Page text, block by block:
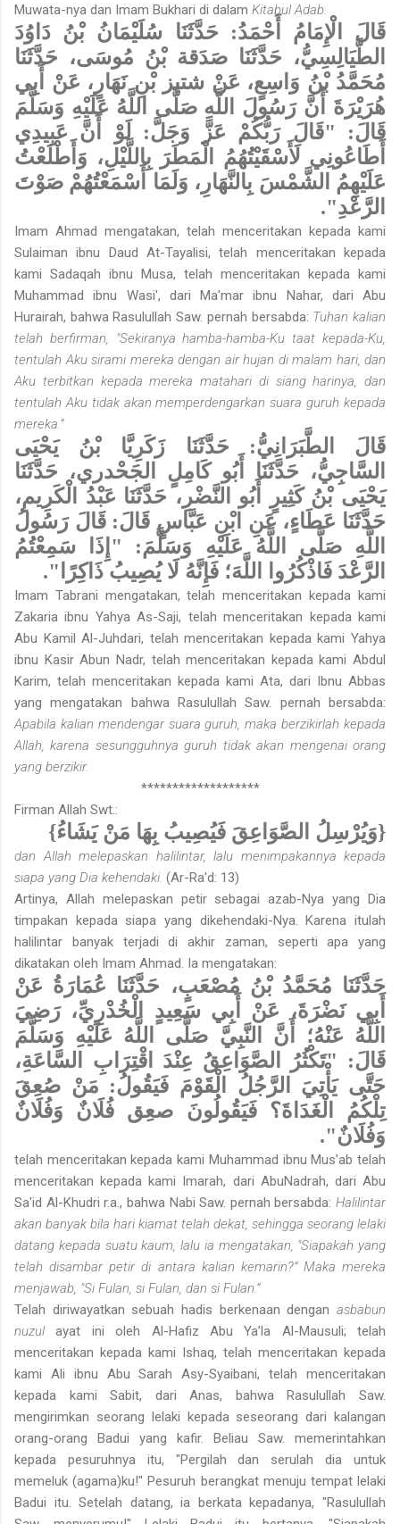
Muwata-nya dan Imam Bukhari di dalam Kitabul Adab.
قَالَ الْإِمَامُ أَحْمَدُ: حَدَّثَنَا سُلَيْمَانُ بْنُ دَاوُدَ
الطَّيَالِسِيُّ، حَدَّثَنَا صَدَقة بْنُ مُوسَى، حَدَّثَنَا
مُحَمَّدُ بْنُ وَاسِعٍ، عَنْ شتيز بْنِ نَهَارٍ، عَنْ أَبِي
هُرَيْرَةَ أَنَّ رَسُولَ اللَّهِ صَلَّى اللَّهُ عَلَيْهِ وَسَلَّمَ
قَالَ: "قَالَ رَبُّكُمْ عَزَّ وَجَلَّ: لَوْ أَنَّ عَبِيدِي
أَطَاعُونِي لَأَسْقَيْتُهُمُ الْمَطَرَ بِاللَّيْلِ، وَأَطْلَعْتُ
عَلَيْهِمُ الشَّمْسَ بِالنَّهَارِ، وَلَمَا أَسْمَعْتُهُمْ صَوْتَ
الرَّعْدِ".
Imam Ahmad mengatakan, telah menceritakan kepada kami
Sulaiman ibnu Daud At-Tayalisi, telah menceritakan kepada
kami Sadaqah ibnu Musa, telah menceritakan kepada kami
Muhammad ibnu Wasi', dari Ma'mar ibnu Nahar, dari Abu
Hurairah, bahwa Rasulullah Saw. pernah bersabda: Tuhan kalian
telah berfirman, "Sekiranya hamba-hamba-Ku taat kepada-Ku,
tentulah Aku sirami mereka dengan air hujan di malam hari, dan
Aku terbitkan kepada mereka matahari di siang harinya, dan
tentulah Aku tidak akan memperdengarkan suara guruh kepada
mereka.”
قَالَ الطَّبَرَانِيُّ: حَدَّثَنَا زَكَرِيَّا بْنُ يَحْيَى
السَّاجِيُّ، حَدَّثَنَا أَبُو كَامِلٍ الجَحْدري، حَدَّثَنَا
يَحْيَى بْنُ كَثِيرٍ أَبُو النَّضْرِ، حَدَّثَنَا عَبْدُ الْكَرِيمِ،
حَدَّثَنَا عَطَاءٍ، عَنِ ابْنِ عَبَّاسٍ قَالَ: قَالَ رَسُولُ
اللَّهِ صَلَّى اللَّهُ عَلَيْهِ وَسَلَّمَ: "إِذَا سَمِعْتُمُ
الرَّعْدَ فَاذْكُرُوا اللَّهَ؛ فَإِنَّهُ لَا يُصِيبُ ذَاكِرًا".
Imam Tabrani mengatakan, telah menceritakan kepada kami
Zakaria ibnu Yahya As-Saji, telah menceritakan kepada kami
Abu Kamil Al-Juhdari, telah menceritakan kepada kami Yahya
ibnu Kasir Abun Nadr, telah menceritakan kepada kami Abdul
Karim, telah menceritakan kepada kami Ata, dari Ibnu Abbas
yang mengatakan bahwa Rasulullah Saw. pernah bersabda:
Apabila kalian mendengar suara guruh, maka berzikirlah kepada
Allah, karena sesungguhnya guruh tidak akan mengenai orang
yang berzikir.
*******************
Firman Allah Swt.:
{وَيُرْسِلُ الصَّوَاعِقَ فَيُصِيبُ بِهَا مَنْ يَشَاءُ}
dan Allah melepaskan halilintar, lalu menimpakannya kepada
siapa yang Dia kehendaki. (Ar-Ra'd: 13)
Artinya, Allah melepaskan petir sebagai azab-Nya yang Dia
timpakan kepada siapa yang dikehendaki-Nya. Karena itulah
halilintar banyak terjadi di akhir zaman, seperti apa yang
dikatakan oleh Imam Ahmad. Ia mengatakan:
حَدَّثَنَا مُحَمَّدُ بْنُ مُصْعَبٍ، حَدَّثَنَا عُمَارَةُ عَنْ
أَبِي نَضْرَةَ، عَنْ أَبِي سَعِيدٍ الْخُدْرِيِّ، رَضِيَ
اللَّهُ عَنْهُ؛ أَنَّ النَّبِيَّ صَلَّى اللَّهُ عَلَيْهِ وَسَلَّمَ
قَالَ: "تَكْثُرُ الصَّوَاعِقُ عِنْدَ اقْتِرَابِ السَّاعَةِ،
حَتَّى يَأْتِيَ الرَّجُلُ الْقَوْمَ فَيَقُولُ: مَنْ صُعِقَ
تِلْكُمُ الْغَدَاةَ؟ فَيَقُولُونَ صعِق فُلَانٌ وَفُلَانٌ
وَفُلَانٌ".
telah menceritakan kepada kami Muhammad ibnu Mus'ab telah
menceritakan kepada kami Imarah, dari AbuNadrah, dari Abu
Sa'id Al-Khudri r.a., bahwa Nabi Saw. pernah bersabda: Halilintar
akan banyak bila hari kiamat telah dekat, sehingga seorang lelaki
datang kepada suatu kaum, lalu ia mengatakan, "Siapakah yang
telah disambar petir di antara kalian kemarin?” Maka mereka
menjawab, "Si Fulan, si Fulan, dan si Fulan.”
Telah diriwayatkan sebuah hadis berkenaan dengan asbabun
nuzulayat ini oleh Al-Hafiz Abu Ya’la Al-Mausuli; telah
menceritakan kepada kami Ishaq, telah menceritakan kepada
kami Ali ibnu Abu Sarah Asy-Syaibani, telah menceritakan
kepada kami Sabit, dari Anas, bahwa Rasulullah Saw.
mengirimkan seorang lelaki kepada seseorang dari kalangan
orang-orang Badui yang kafir. Beliau Saw. memerintahkan
kepada pesuruhnya itu, "Pergilah dan serulah dia untuk
memeluk (agama)ku!" Pesuruh berangkat menuju tempat lelaki
Badui itu. Setelah datang, ia berkata kepadanya, "Rasulullah